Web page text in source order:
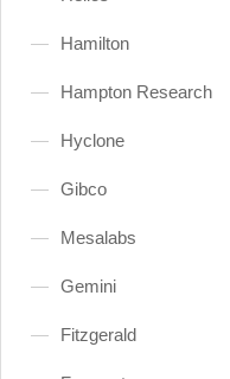
Hamilton
Hampton Research
Hyclone
Gibco
Mesalabs
Gemini
Fitzgerald